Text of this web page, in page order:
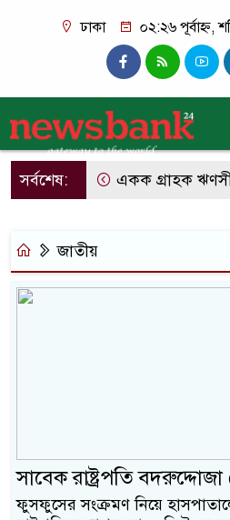
ঢাকা ০২:২৬ পূর্বাহ্ন,
সর্বশেষ: একক গ্রাহক
জাতীয়
সাবেক রাষ্ট্রপতি
ফুসফুসের সংক্রমণ নিয়ে